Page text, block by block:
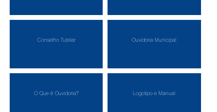
Conselho Tutelar Ouvidoria Municipal
O Que é Ouvidoria? Logotipo e Manual